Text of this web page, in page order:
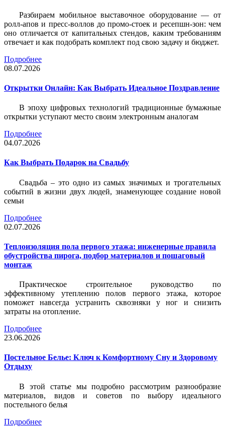
Разбираем мобильное выставочное оборудование — от
ролл-апов и пресс-воллов до промо-стоек и ресепшн-зон: чем
оно отличается от капитальных стендов, каким требованиям
отвечает и как подобрать комплект под свою задачу и бюджет.
Подробнее
08.07.2026
Открытки Онлайн: Как Выбрать Идеальное Поздравление
В эпоху цифровых технологий традиционные бумажные
открытки уступают место своим электронным аналогам
Подробнее
04.07.2026
Как Выбрать Подарок на Свадьбу
Свадьба – это одно из самых значимых и трогательных
событий в жизни двух людей, знаменующее создание новой
семьи
Подробнее
02.07.2026
Теплоизоляция пола первого этажа: инженерные правила
обустройства пирога, подбор материалов и пошаговый
монтаж
Практическое строительное руководство по
эффективному утеплению полов первого этажа, которое
поможет навсегда устранить сквозняки у ног и снизить
затраты на отопление.
Подробнее
23.06.2026
Постельное Белье: Ключ к Комфортному Сну и Здоровому
Отдыху
В этой статье мы подробно рассмотрим разнообразие
материалов, видов и советов по выбору идеального
постельного белья
Подробнее